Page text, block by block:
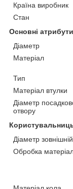
Країна виробник
Стан
Основні атрибути
Діаметр
Матеріал
Тип
Матеріал втулки
Діаметр
отвору
Діаметр зовнішній
Обробка